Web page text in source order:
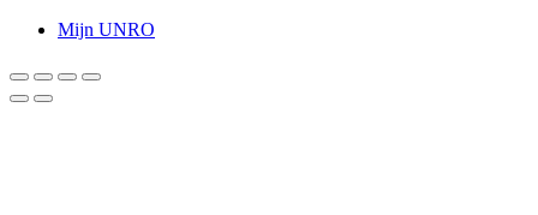
Mijn UNRO